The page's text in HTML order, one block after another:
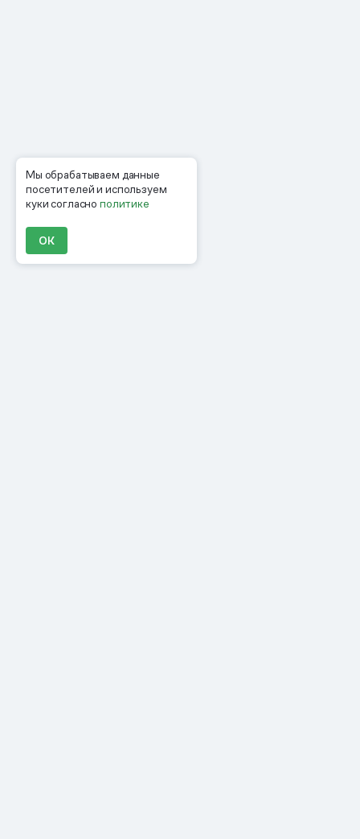
Мы обрабатываем данные
посетителей и используем
куки согласнополитике
ОК